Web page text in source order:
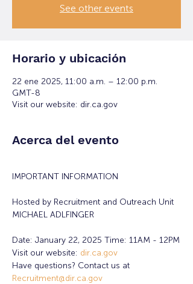
See other events
Horario y ubicación
22 ene 2025, 11:00 a.m. – 12:00 p.m.
GMT-8
Visit our website: dir.ca.gov
Acerca del evento
IMPORTANT INFORMATION
Hosted by Recruitment and Outreach Unit
MICHAEL ADLFINGER
Date: January 22, 2025 Time: 11AM - 12PM
Visit our website: dir.ca.gov
Have questions? Contact us at
Recruitment@dir.ca.gov